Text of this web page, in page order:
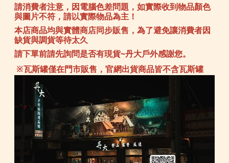
請消費者注意，因電腦色差問題，如實際收到物品顏色
與圖片不符，請以實際物品為主！
本店商品均與實體商店同步販售，為了避免讓消費者因
缺貨與調貨等待太久
請下單前請先詢問是否有現貨~丹大戶外感謝您。
※瓦斯罐僅在門市販售，官網出貨商品皆不含瓦斯罐